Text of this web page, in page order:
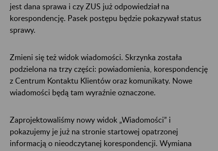
jest dana sprawa i czy ZUS już odpowiedział na
korespondencję. Pasek postępu będzie pokazywał status
sprawy.
Zmieni się też widok wiadomości. Skrzynka została
podzielona na trzy części: powiadomienia, korespondencję
z Centrum Kontaktu Klientów oraz komunikaty. Nowe
wiadomości będą tam wyraźnie oznaczone.
Zaprojektowaliśmy nowy widok „Wiadomości” i
pokazujemy je już na stronie startowej opatrzonej
informacją o nieodczytanej korespondencji. Wymiana